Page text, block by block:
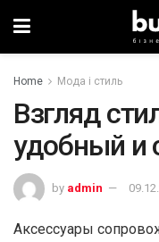
Home Мода і стиль
Взгляд
удобный и
by admin
Аксессуары